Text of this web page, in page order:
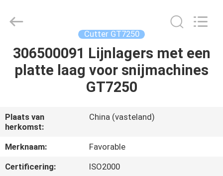
HUIS
ONGEVEER
ONS
FABRIEKSREIS
CO.,LTD.
Cutter GT7250
306500091 Lijnlagers met een
platte laag voor snijmachines
GT7250
Plaats van
herkomst:
China (vasteland)
Merknaam:
Favorable
Certificering:
ISO2000